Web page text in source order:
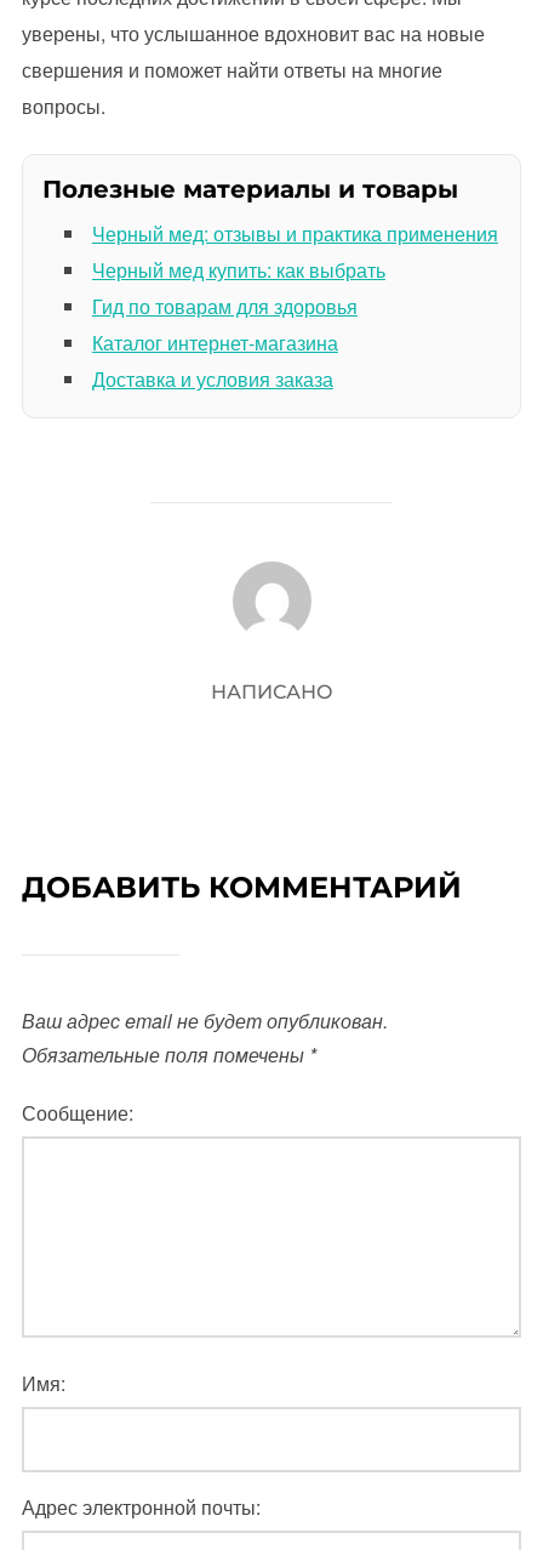
уверены, что услышанное вдохновит вас на новые
свершения и поможет найти ответы на многие
вопросы.
Полезные материалы и товары
Черный мед: отзывы и практика применения
Черный мед купить: как выбрать
Гид по товарам для здоровья
Каталог интернет-магазина
Доставка и условия заказа
АВТОР ЗАПИСИ
НАПИСАНО
ДОБАВИТЬ КОММЕНТАРИЙ
Ваш адрес email не будет опубликован.
Обязательные поля помечены *
Сообщение:
Имя:
Адрес электронной почты: